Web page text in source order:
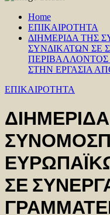
Home
ΕΠΙΚΑΙΡΟΤΗΤΑ
ΔΙΗΜΕΡΙΔΑ ΤΗΣ
ΣΥΝΔΙΚΑΤΩΝ ΣΕ
ΠΕΡΙΒΑΛΛΟΝΤΟΣ
ΣΤΗΝ ΕΡΓΑΣΙΑ
ΕΠΙΚΑΙΡΟΤΗΤΑ
ΣΕ